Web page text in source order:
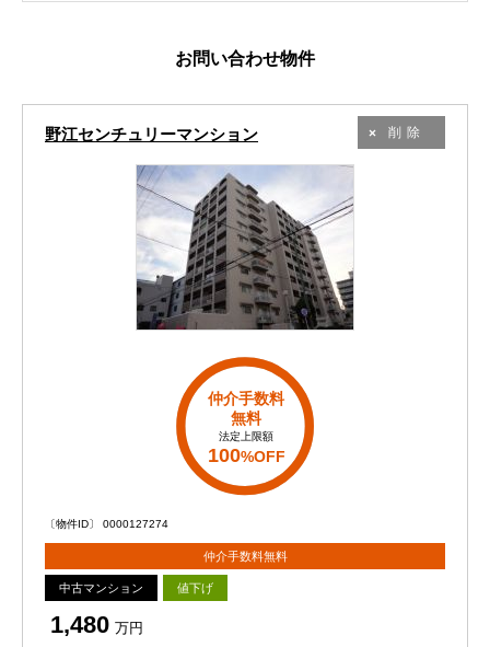
お問い合わせ物件
野江センチュリーマンション 削除
仲介手数料
無料
法定上限額
100%OFF
〔物件ID〕 0000127274
仲介手数料無料
中古マンション 値下げ
1,480 万円